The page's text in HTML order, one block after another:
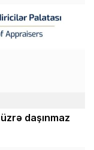
daşınmaz